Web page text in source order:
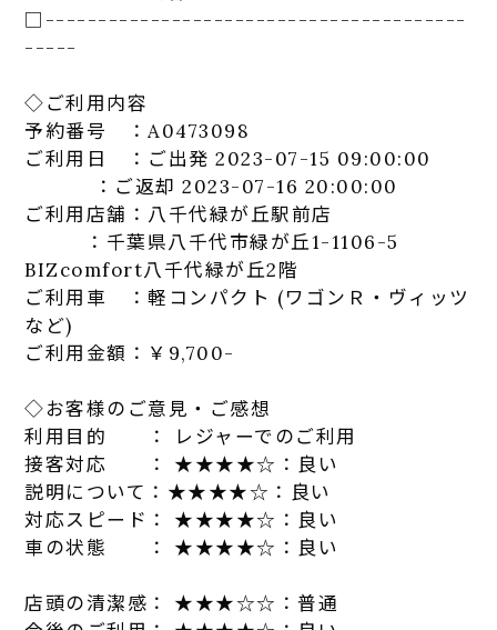
□----------------------------------------
-----
◇ご利用内容
予約番号 ：A0473098
ご利用日 ：ご出発 2023-07-15 09:00:00
：ご返却 2023-07-16 20:00:00
ご利用店舗：八千代緑が丘駅前店
：千葉県八千代市緑が丘1-1106-5
BIZcomfort八千代緑が丘2階
ご利用車 ：軽コンパクト (ワゴンＲ・ヴィッツ
など)
ご利用金額：￥9,700-
◇お客様のご意見・ご感想
利用目的 ： レジャーでのご利用
接客対応 ： ★★★★☆：良い
説明について：★★★★☆：良い
対応スピード： ★★★★☆：良い
車の状態 ： ★★★★☆：良い
店頭の清潔感： ★★★☆☆：普通